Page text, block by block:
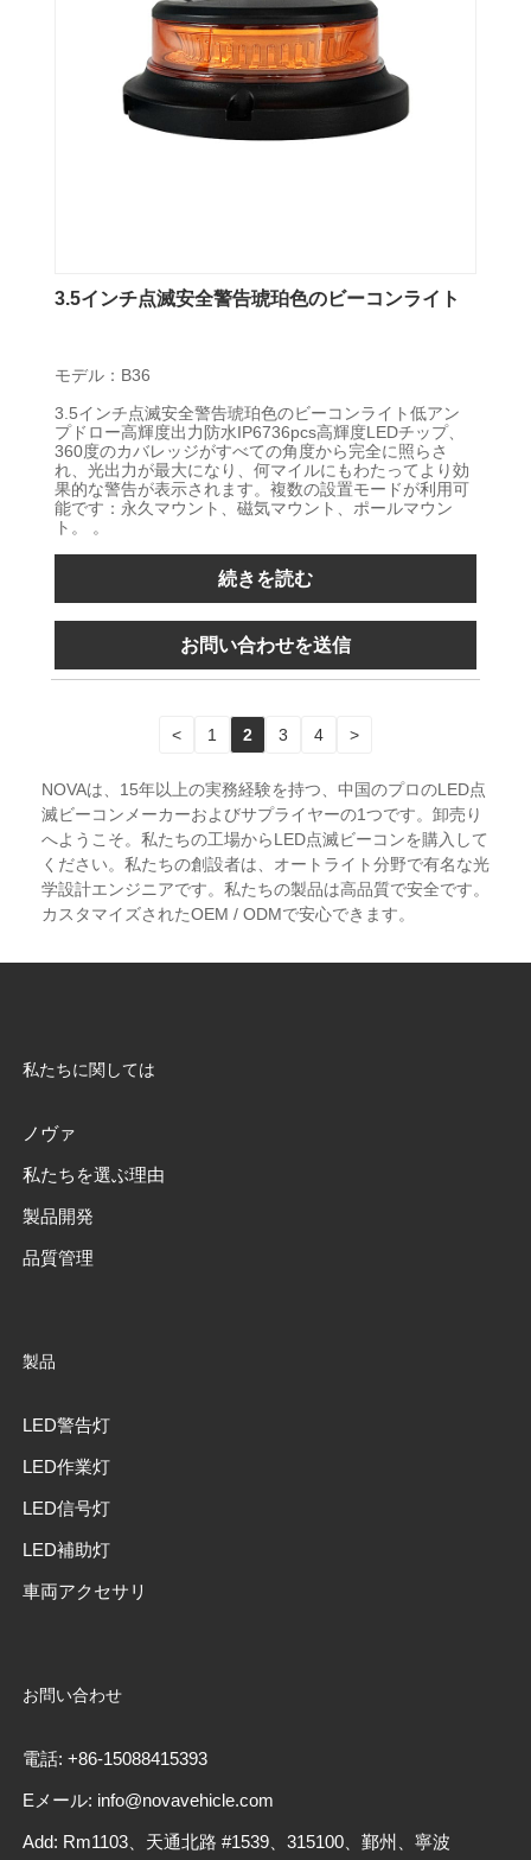
3.5インチ点滅安全警告琥珀色のビーコンライト
モデル：B36
3.5インチ点滅安全警告琥珀色のビーコンライト低アン
プドロー高輝度出力防水IP6736pcs高輝度LEDチップ、
360度のカバレッジがすべての角度から完全に照らさ
れ、光出力が最大になり、何マイルにもわたってより効
果的な警告が表示されます。複数の設置モードが利用可
能です：永久マウント、磁気マウント、ポールマウン
ト。 。
続きを読む
お問い合わせを送信
< 1 2 3 4 >
NOVAは、15年以上の実務経験を持つ、中国のプロのLED点
滅ビーコンメーカーおよびサプライヤーの1つです。卸売り
へようこそ。私たちの工場からLED点滅ビーコンを購入して
ください。私たちの創設者は、オートライト分野で有名な光
学設計エンジニアです。私たちの製品は高品質で安全です。
カスタマイズされたOEM / ODMで安心できます。
私たちに関しては
ノヴァ
私たちを選ぶ理由
製品開発
品質管理
製品
LED警告灯
LED作業灯
LED信号灯
LED補助灯
車両アクセサリ
お問い合わせ
電話: +86-15088415393
Eメール: info@novavehicle.com
Add: Rm1103、天通北路 #1539、315100、鄞州、寧波